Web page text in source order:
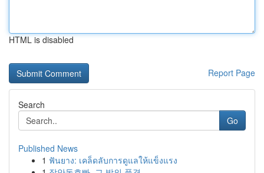
HTML is disabled
Report Page
Search
Go
Published News
1 ฟันยาง: เคล็ดลับการดูแลให้แข็งแรง